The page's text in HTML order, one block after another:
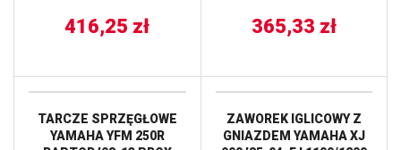
416,25 zł 365,33 zł
TARCZE SPRZĘGŁOWE
YAMAHA YFM 250R
ZAWOREK IGLICOWY Z
GNIAZDEM YAMAHA XJ